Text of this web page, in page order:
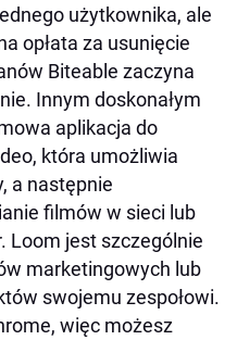
użytkownika, ale
opłata za usunięcie
Biteable zaczyna
Innym doskonałym
aplikacja do
która umożliwia
a następnie
filmów w sieci lub
Loom jest szczególnie
marketingowych lub
swojemu zespołowi.
więc możesz